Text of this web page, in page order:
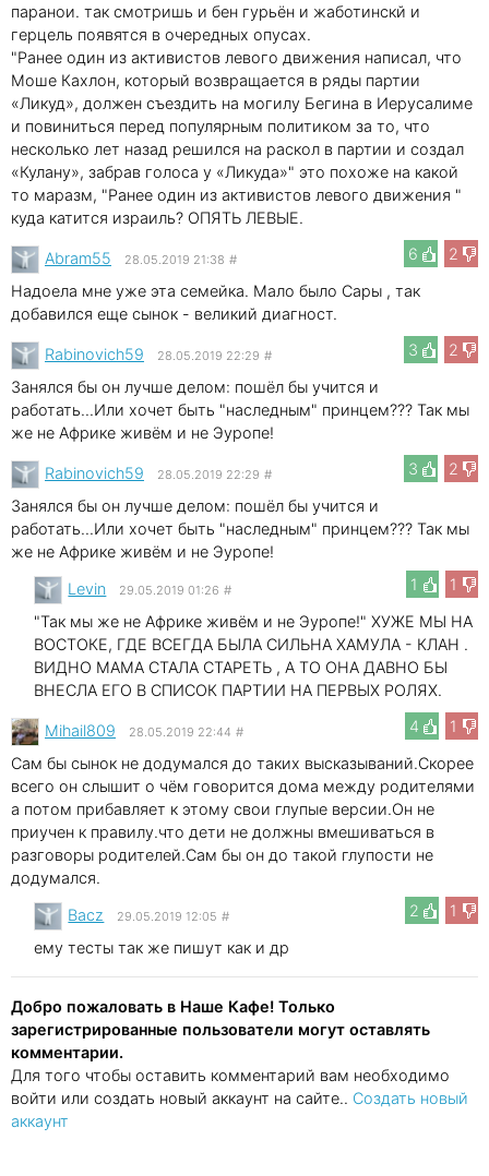
паранои. так смотришь и бен гурьён и жаботинскй и
герцель появятся в очередных опусах.
"Ранее один из активистов левого движения написал, что
Моше Кахлон, который возвращается в ряды партии
«Ликуд», должен съездить на могилу Бегина в Иерусалиме
и повиниться перед популярным политиком за то, что
несколько лет назад решился на раскол в партии и создал
«Кулану», забрав голоса у «Ликуда»" это похоже на какой
то маразм, "Ранее один из активистов левого движения "
куда катится израиль? ОПЯТЬ ЛЕВЫЕ.
6
2
Abram55 28.05.2019 21:38 #
Надоела мне уже эта семейка. Мало было Сары , так
добавился еще сынок - великий диагност.
3
2
Rabinovich59 28.05.2019 22:29 #
Занялся бы он лучше делом: пошёл бы учится и
работать...Или хочет быть "наследным" принцем??? Так мы
же не Африке живём и не Эуропе!
3
2
Rabinovich59 28.05.2019 22:29 #
Занялся бы он лучше делом: пошёл бы учится и
работать...Или хочет быть "наследным" принцем??? Так мы
же не Африке живём и не Эуропе!
1
1
Levin 29.05.2019 01:26 #
"Так мы же не Африке живём и не Эуропе!" ХУЖЕ МЫ НА
ВОСТОКЕ, ГДЕ ВСЕГДА БЫЛА СИЛЬНА ХАМУЛА - КЛАН .
ВИДНО МАМА СТАЛА СТАРЕТЬ , А ТО ОНА ДАВНО БЫ
ВНЕСЛА ЕГО В СПИСОК ПАРТИИ НА ПЕРВЫХ РОЛЯХ.
4
1
Mihail809 28.05.2019 22:44 #
Сам бы сынок не додумался до таких высказываний.Скорее
всего он слышит о чём говорится дома между родителями
а потом прибавляет к этому свои глупые версии.Он не
приучен к правилу.что дети не должны вмешиваться в
разговоры родителей.Сам бы он до такой глупости не
додумался.
2
1
Bacz 29.05.2019 12:05 #
ему тесты так же пишут как и др
Добро пожаловать в Наше Кафе! Только
зарегистрированные пользователи могут оставлять
комментарии.
Для того чтобы оставить комментарий вам необходимо
войти или создать новый аккаунт на сайте.. Создать новый
аккаунт